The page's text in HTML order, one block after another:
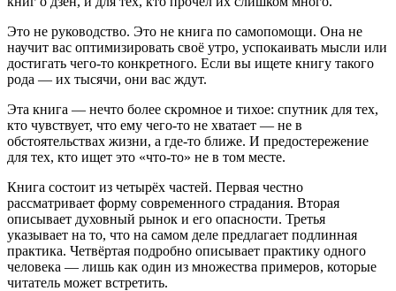
Это не руководство. Это не книга по самопомощи. Она не
научит вас оптимизировать своё утро, успокаивать мысли или
достигать чего-то конкретного. Если вы ищете книгу такого
рода — их тысячи, они вас ждут.
Эта книга — нечто более скромное и тихое: спутник для тех,
кто чувствует, что ему чего-то не хватает — не в
обстоятельствах жизни, а где-то ближе. И предостережение
для тех, кто ищет это «что-то» не в том месте.
Книга состоит из четырёх частей. Первая честно
рассматривает форму современного страдания. Вторая
описывает духовный рынок и его опасности. Третья
указывает на то, что на самом деле предлагает подлинная
практика. Четвёртая подробно описывает практику одного
человека — лишь как один из множества примеров, которые
читатель может встретить.